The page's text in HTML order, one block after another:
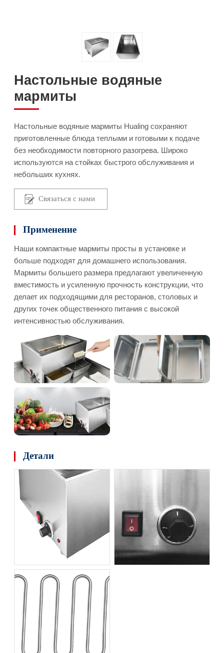
Настольные водяные
мармиты
Настольные водяные мармиты Hualing сохраняют
приготовленные блюда теплыми и готовыми к подаче
без необходимости повторного разогрева. Широко
используются на стойках быстрого обслуживания и
небольших кухнях.
Связаться с нами
Применение
Наши компактные мармиты просты в установке и
больше подходят для домашнего использования.
Мармиты большего размера предлагают увеличенную
вместимость и усиленную прочность конструкции, что
делает их подходящими для ресторанов, столовых и
других точек общественного питания с высокой
интенсивностью обслуживания.
Детали